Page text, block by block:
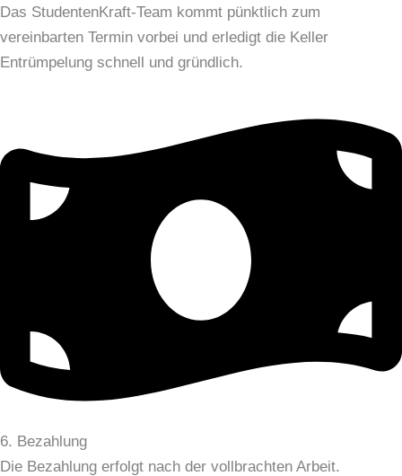
Das StudentenKraft-Team kommt pünktlich zum
vereinbarten Termin vorbei und erledigt die Keller
Entrümpelung schnell und gründlich.
6. Bezahlung
Die Bezahlung erfolgt nach der vollbrachten Arbeit.